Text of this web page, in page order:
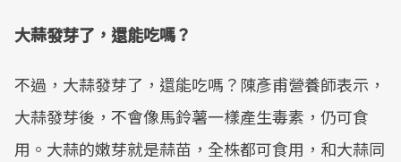
大蒜發芽了，還能吃嗎？
不過，大蒜發芽了，還能吃嗎？陳彥甫營養師表示，
大蒜發芽後，不會像馬鈴薯一樣產生毒素，仍可食
用。大蒜的嫩芽就是蒜苗，全株都可食用，和大蒜同